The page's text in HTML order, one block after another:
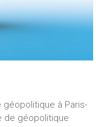
à Paris-
de géopolitique